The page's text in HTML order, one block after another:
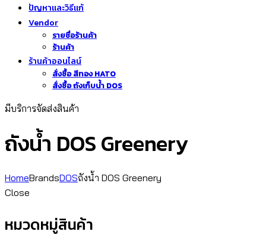
ปัญหาและวิธีแก้
Vendor
รายชื่อร้านค้า
ร้านค้า
ร้านค้าออนไลน์
สั่งซื้อ สีทอง HATO
สั่งซื้อ ถังเก็บน้ำ DOS
มีบริการจัดส่งสินค้า
ถังน้ำ DOS Greenery
HomeBrandsDOSถังน้ำ DOS Greenery
Close
หมวดหมู่สินค้า